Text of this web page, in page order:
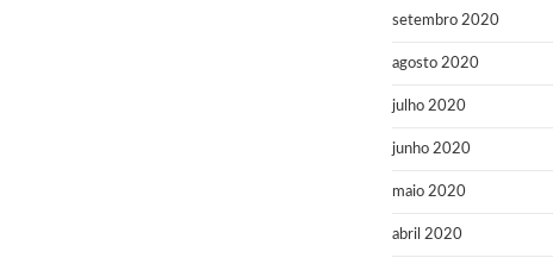
setembro 2020
agosto 2020
julho 2020
junho 2020
maio 2020
abril 2020